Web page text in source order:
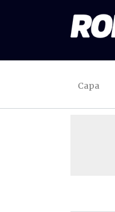
Capa